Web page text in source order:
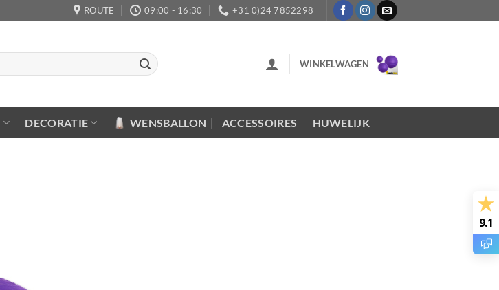
ROUTE 09:00 - 16:30 +31 0)24 7852298
WINKELWAGEN
DECORATIE WENSBALLON ACCESSOIRES HUWELIJK
9.1